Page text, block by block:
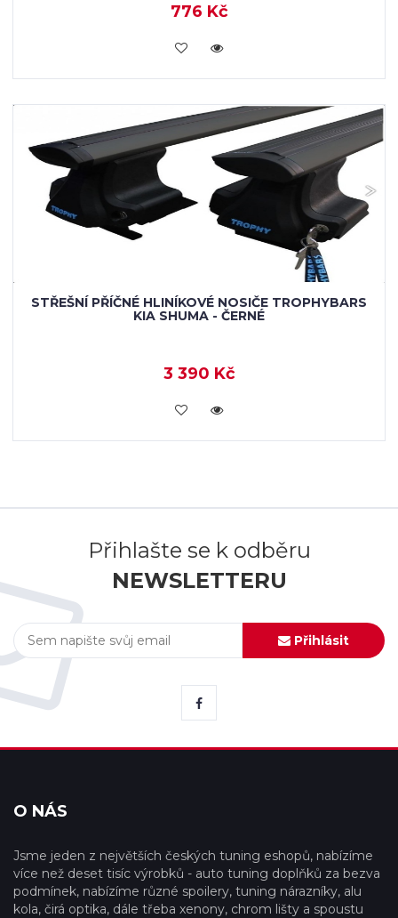
776 Kč
KOUPIT
STŘEŠNÍ PŘÍČNÉ HLINÍKOVÉ NOSIČE TROPHYBARS
KIA SHUMA - ČERNÉ
3 390 Kč
KOUPIT
Přihlašte se k odběru
NEWSLETTERU
Přihlásit
O NÁS
Jsme jeden z největších českých tuning eshopů, nabízíme
více než deset tisíc výrobků - auto tuning doplňků za bezva
podmínek, nabízíme různé spoilery, tuning nárazníky, alu
kola, čirá optika, dále třeba xenony, chrom lišty a spoustu